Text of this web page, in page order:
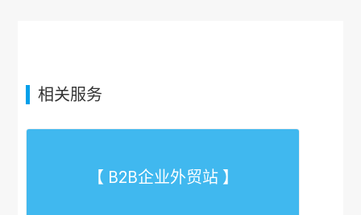
相关服务
【 B2B企业外贸站 】